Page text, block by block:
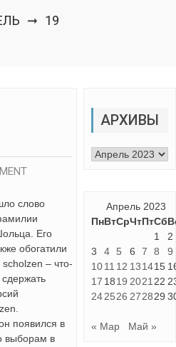
➞ 19
слово
Его
обогатили
– что-
появился в
выборам в
АРХИВЫ
Архивы
Апрель 2023
ПнВтСрЧтПтСб
1
2
3
4 5 6 7 8
9
1011 12 131415
17 1819 2021 22
242526 272829
« Мар Май »